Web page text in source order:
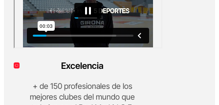
Excelencia
+ de 150 profesionales de los
mejores clubes del mundo que